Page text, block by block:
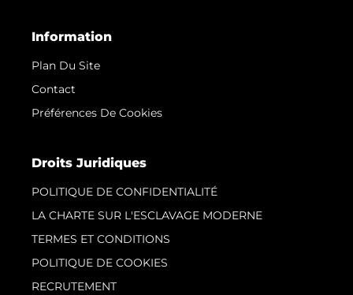
Information
Plan Du Site
Contact
Préférences De Cookies
Droits Juridiques
POLITIQUE DE CONFIDENTIALITÉ
LA CHARTE SUR L'ESCLAVAGE MODERNE
TERMES ET CONDITIONS
POLITIQUE DE COOKIES
RECRUTEMENT